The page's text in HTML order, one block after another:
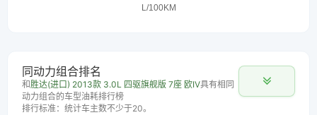
同动力组合排名
和胜达(进口) 2013款 3.0L 四驱旗舰版 7座 欧IV具有相同
动力组合的车型油耗排行榜
排行标准：统计车主数不少于20。